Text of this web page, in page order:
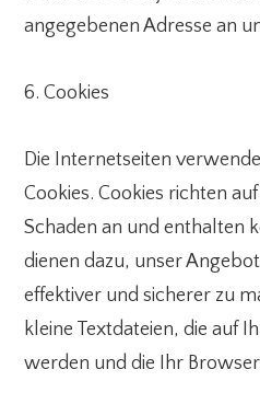
angegebenen Adresse an
6. Cookies
Die Internetseiten
Cookies. Cookies richten
Schaden an und enthalten
dienen dazu, unser
effektiver und sicherer zu
kleine Textdateien, die auf
werden und die Ihr